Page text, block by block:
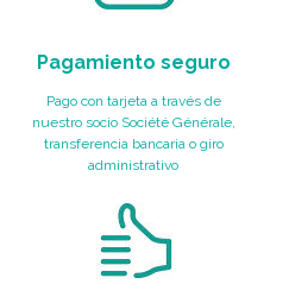
Pagamiento seguro
Pago con tarjeta a través de
nuestro socio Société Générale,
transferencia bancaria o giro
administrativo